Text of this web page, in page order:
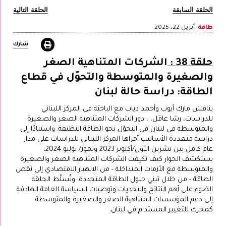
الحلقة السابقة الحلقة التالية
طاقة أبريل 22، 2025
شارك
حلقة 38 :
الشركات المتناهية الصغر
والصغيرة والمتوسطة والتحوّل في قطاع
الطاقة: دراسة حالة لبنان
يناقش مارك أيوب وأحمد دياب مع الباحثة في المركز اللبناني
للدراسات، رشا عاقل، ، دور الشركات المتناهية الصغر والصغيرة
والمتوسطة في لبنان في التحوّل نحو الطاقة النظيفة. واستنادًا إلى
دراسة متعددة الأساليب أجراها المركز اللبناني للدراسات على مدار
عام كامل بين تشرين الأول/أكتوبر 2023 وتموز/ يوليو 2024،
يستكشف الحوار كيف تكيفت الشركات المتناهية الصغر والصغيرة
والمتوسطة مع الأزمات المتداخلة - من الانهيار الاقتصادي إلى نقص
الطاقة - من خلال تبني حلول الطاقة المتجددة. وتُسلّط الحلقة
الضوء على أهم النتائج والتحديات وتوصيات السياسة العامة الهادفة
إلى دعم المؤسسات المتناهية الصغر والصغيرة والمتوسطة
كمحرك للتغيير المستدام في لبنان.